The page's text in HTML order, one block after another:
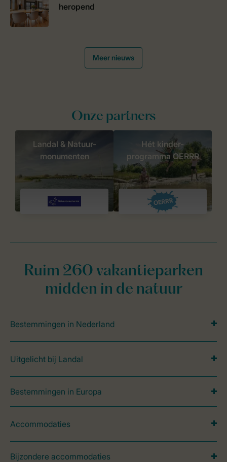
heropend
Meer nieuws
Onze partners
Landal & Natuur-
monumenten
Hét kinder-
programma OERRR
Ruim 260 vakantieparken
midden in de natuur
Bestemmingen in Nederland
Uitgelicht bij Landal
Bestemmingen in Europa
Accommodaties
Bijzondere accommodaties